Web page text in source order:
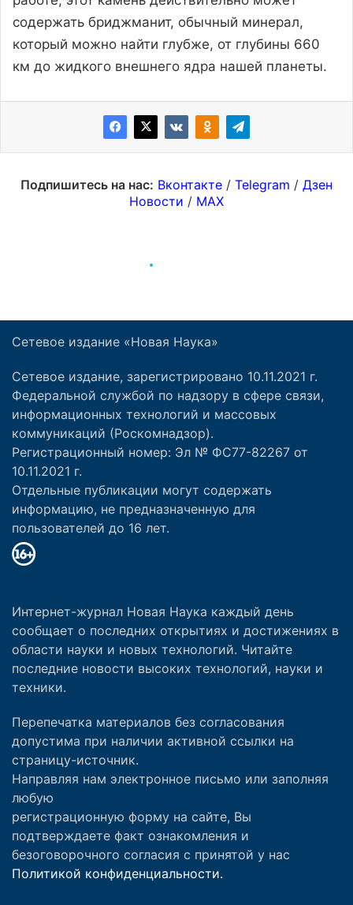
Сетевое издание «Новая Наука»
Сетевое издание, зарегистрировано 10.11.2021 г.
Федеральной службой по надзору в сфере связи,
информационных технологий и массовых
коммуникаций (Роскомнадзор).
Регистрационный номер: Эл № ФС77-82267 от
10.11.2021 г.
Отдельные публикации могут содержать
информацию, не предназначенную для
пользователей до 16 лет.
Интернет-журнал Новая Наука каждый день
сообщает о последних открытиях и достижениях в
области науки и новых технологий. Читайте
последние новости высоких технологий, науки и
техники.
Перепечатка материалов без согласования
допустима при наличии активной ссылки на
страницу-источник.
Направляя нам электронное письмо или заполняя
любую
регистрационную форму на сайте, Вы
подтверждаете факт ознакомления и
безоговорочного согласия с принятой у нас
Политикой конфиденциальности.